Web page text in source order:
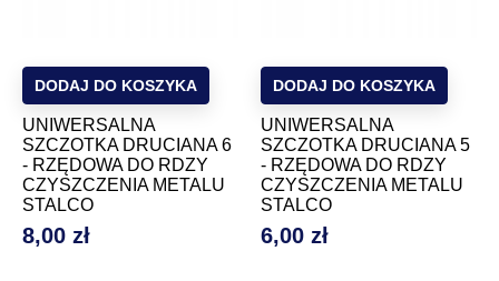
UNIWERSALNA
SZCZOTKA DRUCIANA 6
- RZĘDOWA DO RDZY
CZYSZCZENIA METALU
STALCO
Cena
8,00 zł
DODAJ DO KOSZYKA
UNIWERSALNA
SZCZOTKA DRUCIANA 5
- RZĘDOWA DO RDZY
CZYSZCZENIA METALU
STALCO
Cena
6,00 zł
DODAJ DO KOSZYKA